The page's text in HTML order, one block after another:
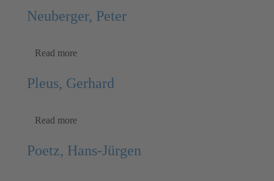
Neuberger, Peter
Read more
Pleus, Gerhard
Read more
Poetz, Hans-Jürgen